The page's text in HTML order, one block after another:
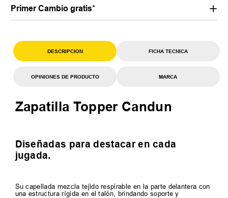
Primer Cambio gratis*
DESCRIPCION FICHA TECNICA
OPINIONES DE PRODUCTO MARCA
Zapatilla Topper Candun
Diseñadas para destacar en cada
jugada.
Su capellada mezcla tejido respirable en la parte delantera con
una estructura rígida en el talón, brindando soporte y